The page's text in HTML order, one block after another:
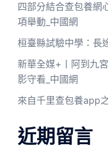
四部分結合查包養網
項舉動_中國網
桓臺縣試驗中學：長
新華全媒+丨阿到九
影守看_中國網
來自千里查包養app
近期留言